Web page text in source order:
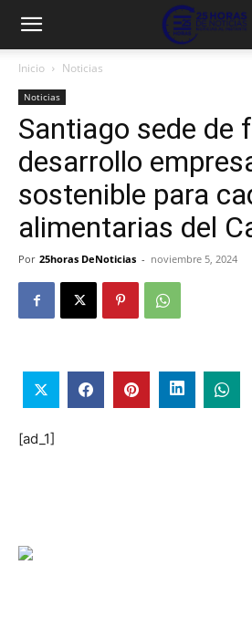
Inicio Noticias
Noticias
Santiago sede de
desarrollo
sostenible para
alimentarias del
Por 25horas DeNoticias - noviembre 5, 2024
[ad_1]